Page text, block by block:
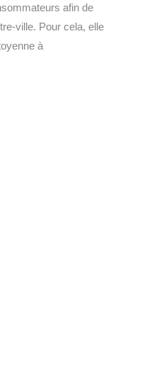
afin de
ville. Pour cela, elle
à